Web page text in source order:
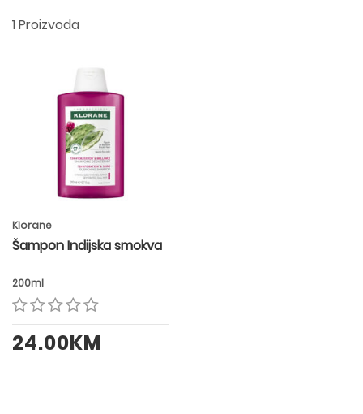
1 Proizvoda
Klorane
Šampon Indijska smokva
200ml
24.00KM